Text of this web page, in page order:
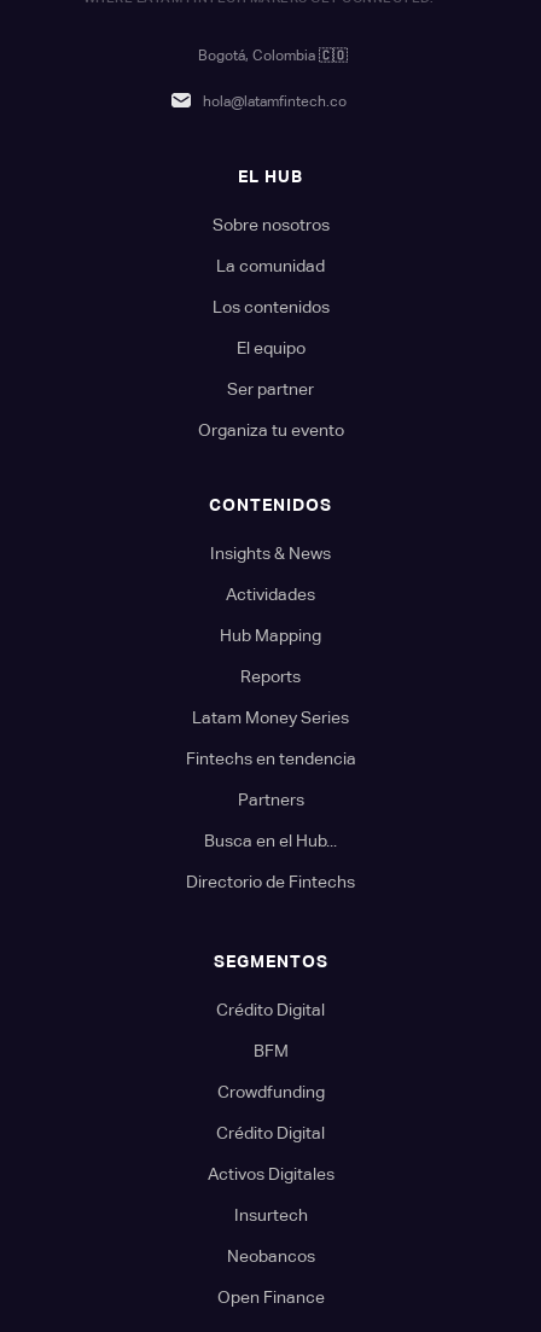
Bogotá, Colombia 🇨🇴
hola@latamfintech.co
EL HUB
Sobre nosotros
La comunidad
Los contenidos
El equipo
Ser partner
Organiza tu evento
CONTENIDOS
Insights & News
Actividades
Hub Mapping
Reports
Latam Money Series
Fintechs en tendencia
Partners
Busca en el Hub...
Directorio de Fintechs
SEGMENTOS
Crédito Digital
BFM
Crowdfunding
Crédito Digital
Activos Digitales
Insurtech
Neobancos
Open Finance